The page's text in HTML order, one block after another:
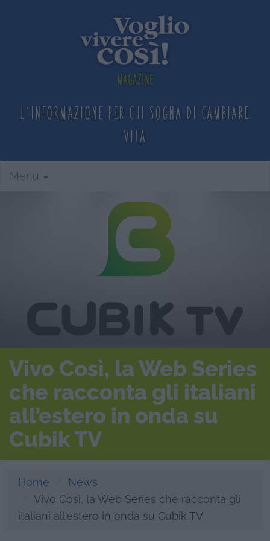
Magazine
L'informazione per chi sogna di cambiare
vita
Menu
Vivo Così, la Web Series
che racconta gli italiani
all’estero in onda su
Cubik TV
Home
News
Vivo Così, la Web Series che racconta gli
italiani all’estero in onda su Cubik TV